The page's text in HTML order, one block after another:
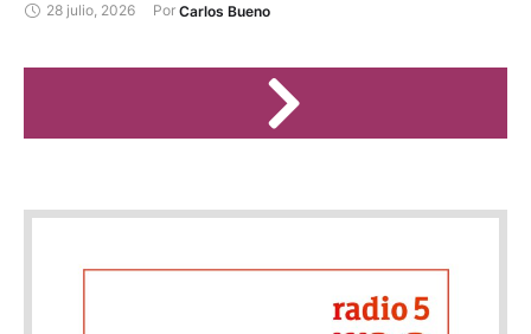
capaces de ilusionar al público y garantizar el éxito taquillero
28 julio, 2026 Por Carlos Bueno